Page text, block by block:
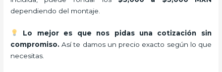
dependiendo del montaje.
Lo mejor es que nos pidas una cotización sin
compromiso. Así te damos un precio exacto según lo que
necesitas.